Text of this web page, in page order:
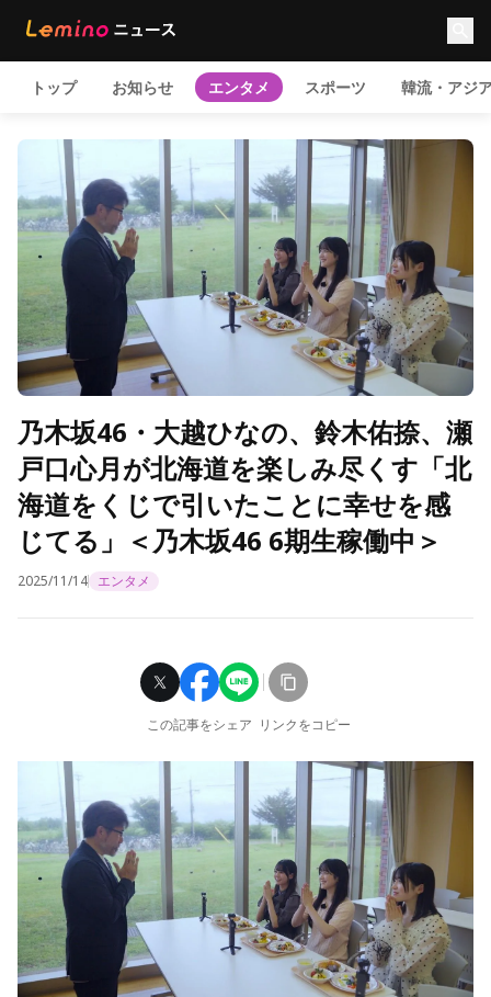
トップ お知らせ エンタメ スポーツ 韓流・アジ
乃木坂46・大越ひなの、鈴木佑捺、瀬
戸口心月が北海道を楽しみ尽くす「北
海道をくじで引いたことに幸せを感
じてる」＜乃木坂46 6期生稼働中＞
2025/11/14 エンタメ
この記事をシェア リンクをコピー